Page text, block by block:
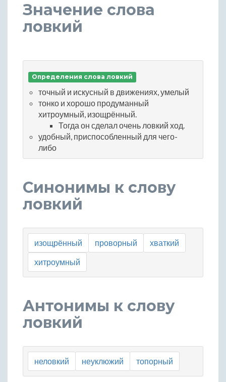
Значение слова
ловкий
Определения слова ловкий
точный и искусный в движениях, умелый
тонко и хорошо продуманный
хитроумный, изощрённый.
Тогда он сделал очень ловкий ход.
удобный, приспособленный для чего-
либо
Синонимы к слову
ловкий
изощрённый проворный
хваткий
хитроумный
Антонимы к слову
ловкий
неловкий неуклюжий топорный